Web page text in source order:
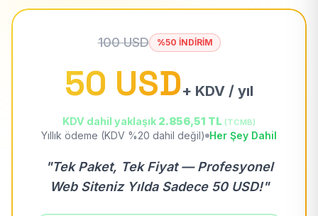
100 USD %50 İNDİRİM
50 USD+ KDV / yıl
KDV dahil yaklaşık 2.856,51 TL (TCMB)
Yıllık ödeme (KDV %20 dahil değil) Her Şey Dahil
"Tek Paket, Tek Fiyat — Profesyonel
Web Siteniz Yılda Sadece 50 USD!"